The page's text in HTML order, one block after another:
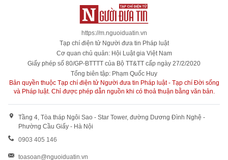
https://m.nguoiduatin.vn
Tạp chí điện tử Người đưa tin Pháp luật
Cơ quan chủ quản: Hội Luật gia Việt Nam
Giấy phép số 80/GP-BTTTT của Bộ TT&TT cấp ngày 27/2/2020
Tổng biên tập: Phạm Quốc Huy
Bản quyền thuộc Tạp chí điện tử Người đưa tin Pháp luật - Tạp chí Đời sống
và Pháp luật. Chỉ được phép dẫn nguồn khi có thoả thuận bằng văn bản.
Tầng 4, Tòa tháp Ngôi Sao - Star Tower, đường Dương Đình Nghệ -
Phường Cầu Giấy - Hà Nội
0903 405 146
toasoan@nguoiduatin.vn